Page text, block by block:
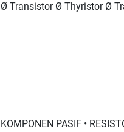
Ø Transistor Ø Thyristor Ø
KOMPONEN PASIF •